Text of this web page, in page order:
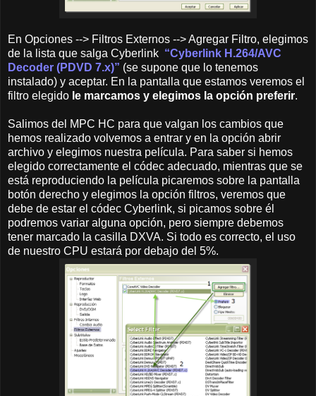
En Opciones --> Filtros Externos --> Agregar Filtro, elegimos
de la lista que salga Cyberlink “Cyberlink H.264/AVC
Decoder (PDVD 7.x)” (se supone que lo tenemos
instalado) y aceptar. En la pantalla que estamos veremos el
filtro elegido le marcamos y elegimos la opción preferir.
Salimos del MPC HC para que valgan los cambios que
hemos realizado volvemos a entrar y en la opción abrir
archivo y elegimos nuestra película. Para saber si hemos
elegido correctamente el códec adecuado, mientras que se
está reproduciendo la película picaremos sobre la pantalla
botón derecho y elegimos la opción filtros, veremos que
debe de estar el códec Cyberlink, si picamos sobre él
podremos variar alguna opción, pero siempre debemos
tener marcado la casilla DXVA. Si todo es correcto, el uso
de nuestro CPU estará por debajo del 5%.